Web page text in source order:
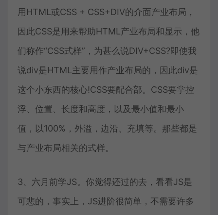
用HTML或CSS + CSS+DIV的介面产业布局，
因此CSS是用来帮助HTML产业布局和显示，他
们称作“CSS式样”，为甚么说DIV+CSS?即使我
说div是HTML主要用作产业布局的，因此div是
这个小东西的核心!CSS要配合部。CSS要掌控
浮、位置、长度和高度，以及最小值和最小
值，以100%，外溢，边沿、充填等。那些都是
与产业布局相关的式样。
3、六月前学JS。你觉得还过的去，看看JS是
可悲的，事实上，JS进阶很简单，不需要许多